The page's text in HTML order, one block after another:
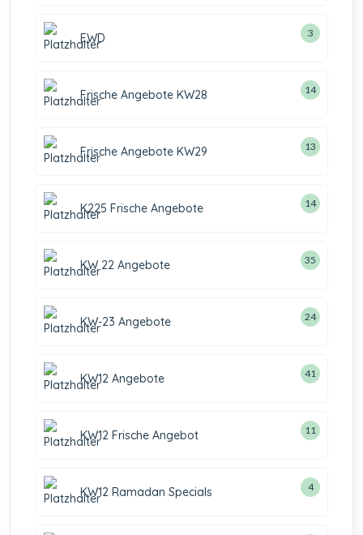
EWD 3
Frische Angebote KW28 14
Frische Angebote KW29 13
K225 Frische Angebote 14
KW 22 Angebote 35
KW-23 Angebote 24
KW12 Angebote 41
KW12 Frische Angebot 11
KW12 Ramadan Specials 4